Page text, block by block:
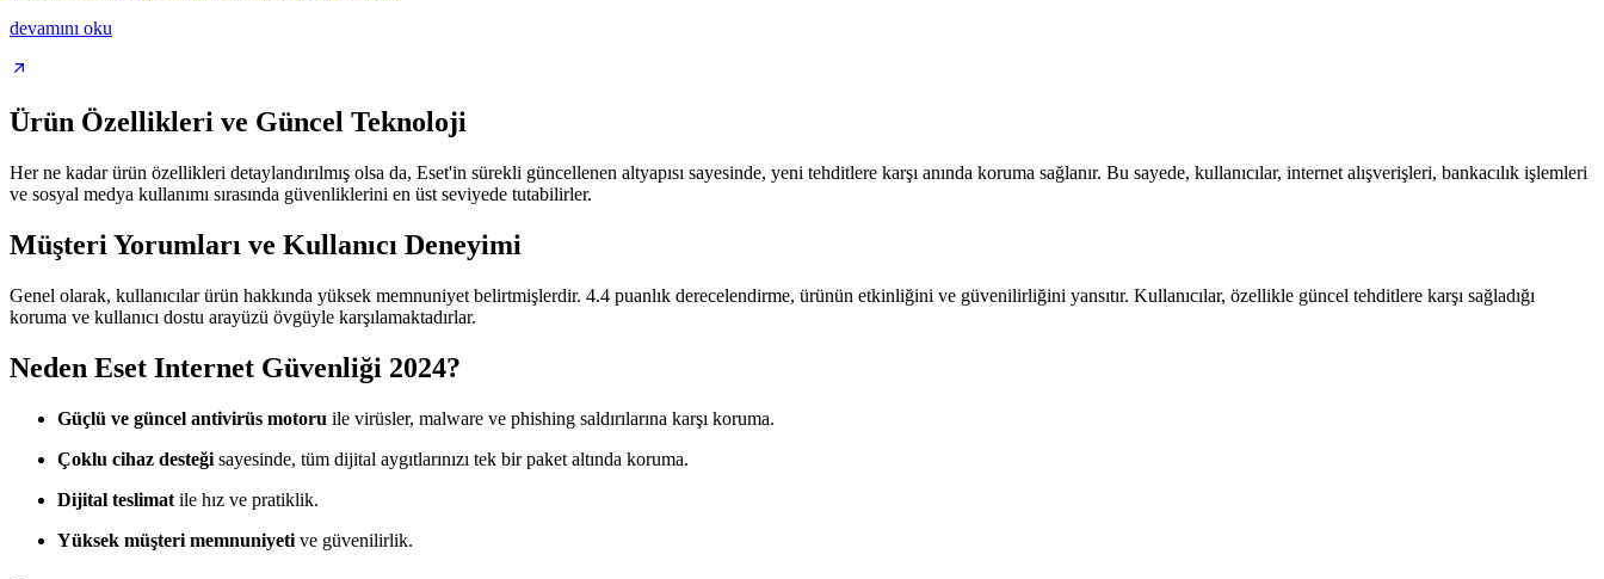
devamını oku
Ürün Özellikleri ve Güncel Teknoloji
Her ne kadar ürün özellikleri detaylandırılmış olsa da, Eset'in sürekli güncellenen altyapısı sayesinde, yeni tehditlere karşı anında koruma sağlanır. Bu sayede, kullanıcılar, internet alışverişleri, bankacılık işlemleri
ve sosyal medya kullanımı sırasında güvenliklerini en üst seviyede tutabilirler.
Müşteri Yorumları ve Kullanıcı Deneyimi
Genel olarak, kullanıcılar ürün hakkında yüksek memnuniyet belirtmişlerdir. 4.4 puanlık derecelendirme, ürünün etkinliğini ve güvenilirliğini yansıtır. Kullanıcılar, özellikle güncel tehditlere karşı sağladığı
koruma ve kullanıcı dostu arayüzü övgüyle karşılamaktadırlar.
Neden Eset Internet Güvenliği 2024?
Güçlü ve güncel antivirüs motoru ile virüsler, malware ve phishing saldırılarına karşı koruma.
Çoklu cihaz desteği sayesinde, tüm dijital aygıtlarınızı tek bir paket altında koruma.
Dijital teslimat ile hız ve pratiklik.
Yüksek müşteri memnuniyeti ve güvenilirlik.